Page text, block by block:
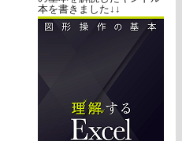
本を書きました↓↓